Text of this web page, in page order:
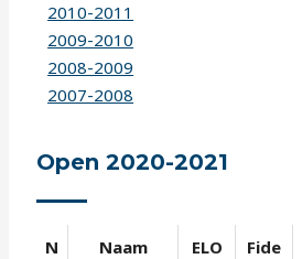
2010-2011
2009-2010
2008-2009
2007-2008
Open 2020-2021
N Naam ELO Fide